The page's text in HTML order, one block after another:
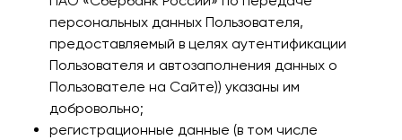
персональных данных Пользователя,
предоставляемый в целях аутентификации
Пользователя и автозаполнения данных о
Пользователе на Сайте)) указаны им
добровольно;
регистрационные данные (в том числе